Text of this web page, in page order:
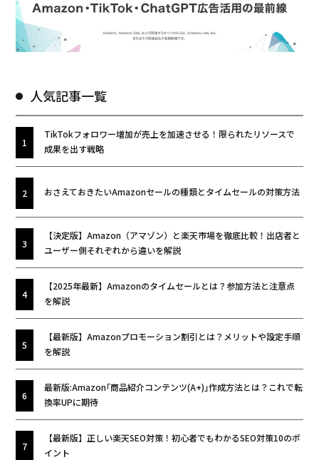
人気記事一覧
TikTokフォロワー増加が売上を加速させる！限られたリソースで
成果を出す戦略
おさえておきたいAmazonセールの種類とタイムセールの対策方法
【決定版】Amazon（アマゾン）と楽天市場を徹底比較！出店者と
ユーザー側それぞれから違いを解説
【2025年最新】Amazonのタイムセールとは？参加方法と注意点
を解説
【最新版】Amazonプロモーション割引とは？メリットや設定手順
を解説
最新版:Amazon｢商品紹介コンテンツ(A+)｣作成方法とは？これで転
換率UPに期待
【最新版】正しい楽天SEO対策！初心者でもわかるSEO対策10のポ
イント